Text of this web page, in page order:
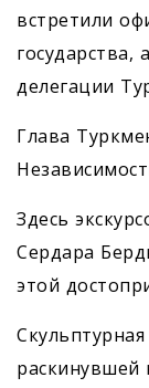
встретили
делегации
Глава
Здесь
Сердара
этой
раскинувшей